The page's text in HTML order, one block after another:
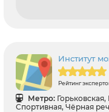
Институт
Рейтинг
Метро:
Спортивная, Чёрная